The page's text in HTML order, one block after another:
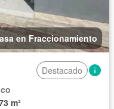
en Fraccionamiento
Destacado
m²